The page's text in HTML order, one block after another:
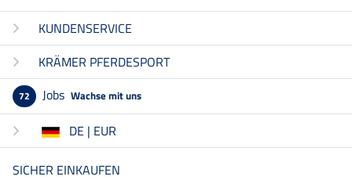
KUNDENSERVICE
KRÄMER PFERDESPORT
72 Jobs Wachse mit uns
DE | EUR
SICHER EINKAUFEN